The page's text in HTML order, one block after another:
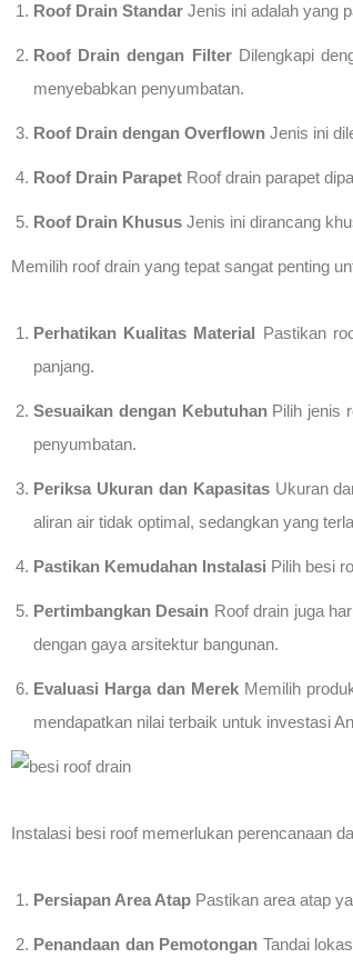
Roof Drain Standar Jenis ini adalah yang
Roof Drain dengan FilterDilengkapi
menyebabkan penyumbatan.
Roof Drain dengan Overflown Jenis ini
Roof Drain Parapet Roof drain parapet
Roof Drain Khusus Jenis ini dirancang
Memilih roof drain yang tepat sangat penting
Perhatikan Kualitas Material Pastikan
panjang.
Sesuaikan dengan KebutuhanPilih jenis
penyumbatan.
Periksa Ukuran dan KapasitasUkuran
aliran air tidak optimal, sedangkan yang
Pastikan Kemudahan Instalasi Pilih besi
Pertimbangkan Desain Roof drain juga
dengan gaya arsitektur bangunan.
Evaluasi Harga dan MerekMemilih
mendapatkan nilai terbaik untuk investasi
Instalasi besi roof memerlukan perencanaan
Persiapan Area Atap Pastikan area atap
Penandaan dan Pemotongan Tandai